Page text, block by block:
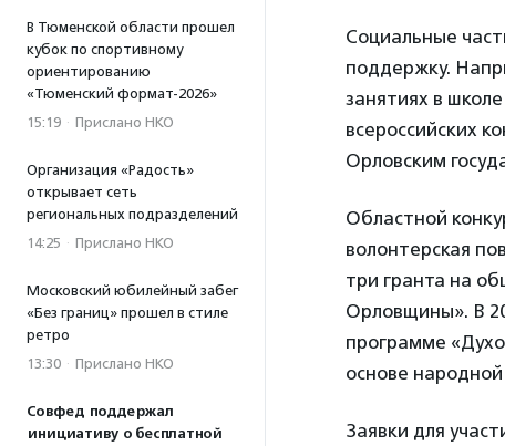
В Тюменской области прошел
кубок по спортивному
ориентированию
«Тюменский формат-2026»
15:19 · Прислано НКО
Организация «Радость»
открывает сеть
региональных подразделений
14:25 · Прислано НКО
Московский юбилейный забег
«Без границ» прошел в стиле
ретро
13:30 · Прислано НКО
Совфед поддержал
инициативу о бесплатной
Социальные
поддержку.
занятиях в
всероссийских
Орловским
Областной
волонтерская
три гранта на
Орловщины». В
программе
основе
Заявки для